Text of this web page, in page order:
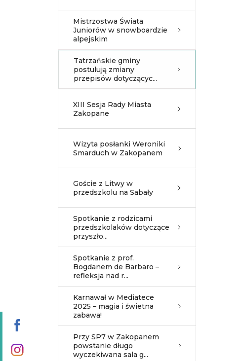
Mistrzostwa Świata
Juniorów w snowboardzie
alpejskim
Tatrzańskie gminy
postulują zmiany
przepisów dotyczącyc...
XIII Sesja Rady Miasta
Zakopane
Wizyta posłanki Weroniki
Smarduch w Zakopanem
Goście z Litwy w
przedszkolu na Sabały
Spotkanie z rodzicami
przedszkolaków dotyczące
przyszło...
Spotkanie z prof.
Bogdanem de Barbaro –
refleksja nad r...
Karnawał w Mediatece
2025 – magia i świetna
zabawa!
Przy SP7 w Zakopanem
powstanie długo
wyczekiwana sala g...